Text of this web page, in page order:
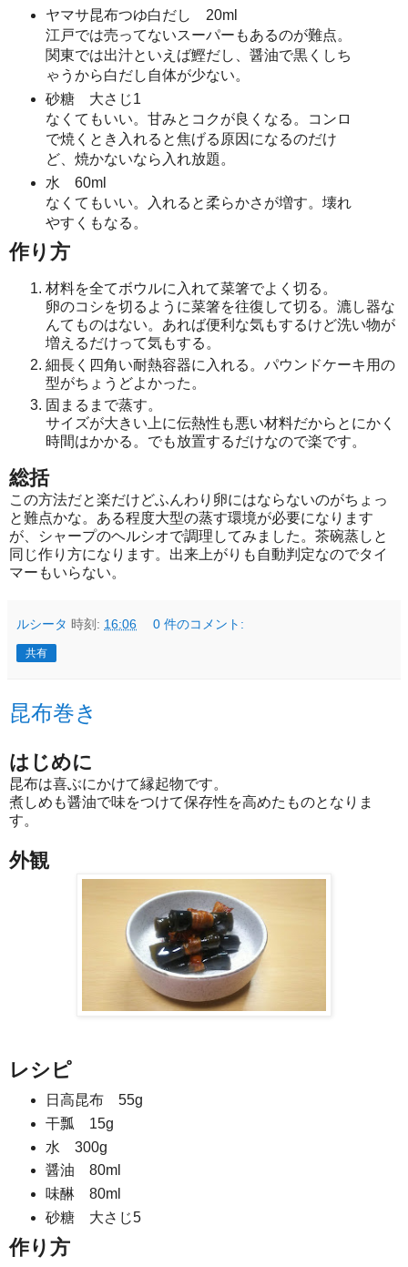
ヤマサ昆布つゆ白だし 20ml
江戸では売ってないスーパーもあるのが難点。
関東では出汁といえば鰹だし、醤油で黒くしち
ゃうから白だし自体が少ない。
砂糖 大さじ1
なくてもいい。甘みとコクが良くなる。コンロ
で焼くとき入れると焦げる原因になるのだけ
ど、焼かないなら入れ放題。
水 60ml
なくてもいい。入れると柔らかさが増す。壊れ
やすくもなる。
作り方
材料を全てボウルに入れて菜箸でよく切る。
卵のコシを切るように菜箸を往復して切る。漉し器な
んてものはない。あれば便利な気もするけど洗い物が
増えるだけって気もする。
細長く四角い耐熱容器に入れる。パウンドケーキ用の
型がちょうどよかった。
固まるまで蒸す。
サイズが大きい上に伝熱性も悪い材料だからとにかく
時間はかかる。でも放置するだけなので楽です。
総括
この方法だと楽だけどふんわり卵にはならないのがちょっ
と難点かな。ある程度大型の蒸す環境が必要になります
が、シャープのヘルシオで調理してみました。茶碗蒸しと
同じ作り方になります。出来上がりも自動判定なのでタイ
マーもいらない。
ルシータ 時刻: 16:06 0 件のコメント:
共有
昆布巻き
はじめに
昆布は喜ぶにかけて縁起物です。
煮しめも醤油で味をつけて保存性を高めたものとなりま
す。
外観
レシピ
日高昆布 55g
干瓢 15g
水 300g
醤油 80ml
味醂 80ml
砂糖 大さじ5
作り方